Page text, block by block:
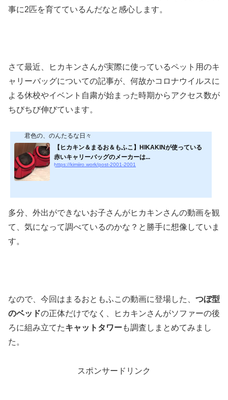
事に2匹を育てているんだなと感心します。
さて最近、ヒカキンさんが実際に使っているペット用のキ
ャリーバッグについての記事が、何故かコロナウイルスに
よる休校やイベント自粛が始まった時期からアクセス数が
ちびちび伸びています。
君色の、のんたるな日々
【ヒカキン＆まるお＆もふこ】HIKAKINが使っている
赤いキャリーバッグのメーカーは...
https://kimiiro.work/post-2001-2001
多分、外出ができないお子さんがヒカキンさんの動画を観
て、気になって調べているのかな？と勝手に想像していま
す。
なので、今回はまるおともふこの動画に登場した、 つぼ型
のベッドの正体だけでなく、ヒカキンさんがソファーの後
ろに組み立てたキャットタワーも調査しまとめてみまし
た。
スポンサードリンク